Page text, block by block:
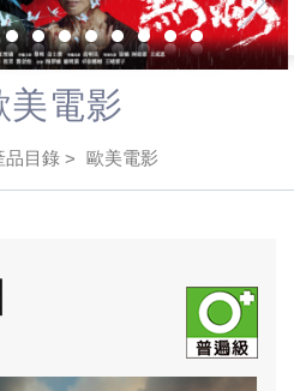
7 8 9 1011121314
美電影
品目錄 歐美電影